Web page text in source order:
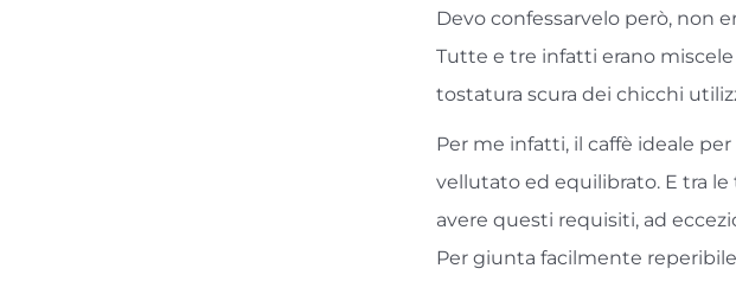
Devo confessarvelo però, non
Tutte e tre infatti erano
tostatura scura dei chicchi
Per me infatti, il caffè ideale
vellutato ed equilibrato. E tra
avere questi requisiti, ad
Per giunta facilmente